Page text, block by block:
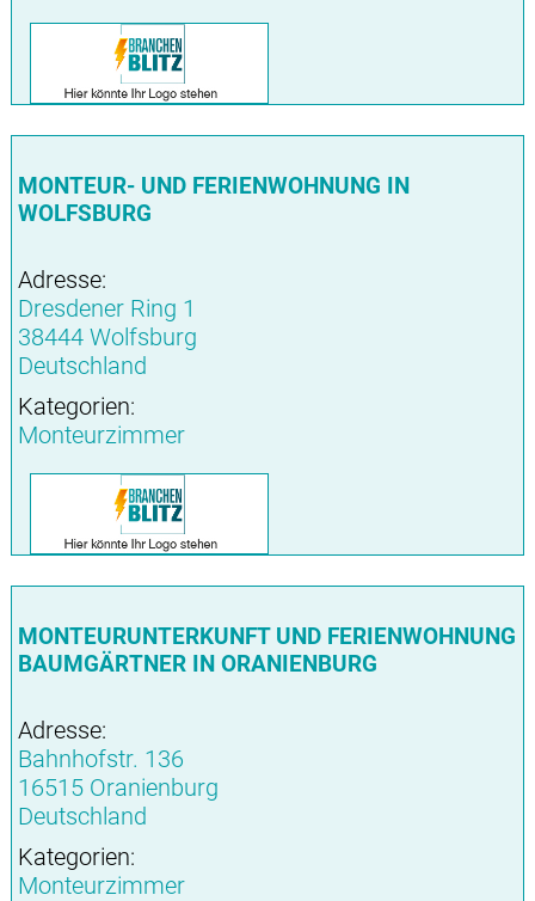
MONTEUR- UND FERIENWOHNUNG IN
WOLFSBURG
Adresse:
Dresdener Ring 1
38444 Wolfsburg
Deutschland
Kategorien:
Monteurzimmer
MONTEURUNTERKUNFT UND FERIENWOHNUNG
BAUMGÄRTNER IN ORANIENBURG
Adresse:
Bahnhofstr. 136
16515 Oranienburg
Deutschland
Kategorien:
Monteurzimmer